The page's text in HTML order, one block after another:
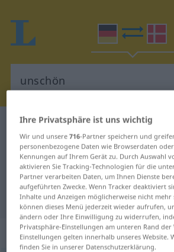
Deutsch-Dänisch Wörterbuch
Deutsch-Dänisch
"unschön"
"unschön" Dänisch
„unschön“
Ihre Privatsphäre ist uns wichtig
Wir und unsere716-Partner speichern und
personenbezogene Daten wie Browserdaten
Kennungen auf Ihrem Gerät zu. Durch Auswahl
aktivieren Sie Tracking-Technologien für die
Partner verarbeiten Daten, um Ihnen Dienste
aufgeführten Zwecke. Wenn Tracker deaktiviert
Inhalte und Anzeigen möglicherweise nicht mehr
können dieses Menü jederzeit wieder aufrufen,
ändern oder Ihre Einwilligung zu widerrufen,
Privatsphäre-Einstellungen am unteren Rand der
Einstellungen gelten innerhalb unseres Website.
finden Sie in unserer Datenschutzerklärung.